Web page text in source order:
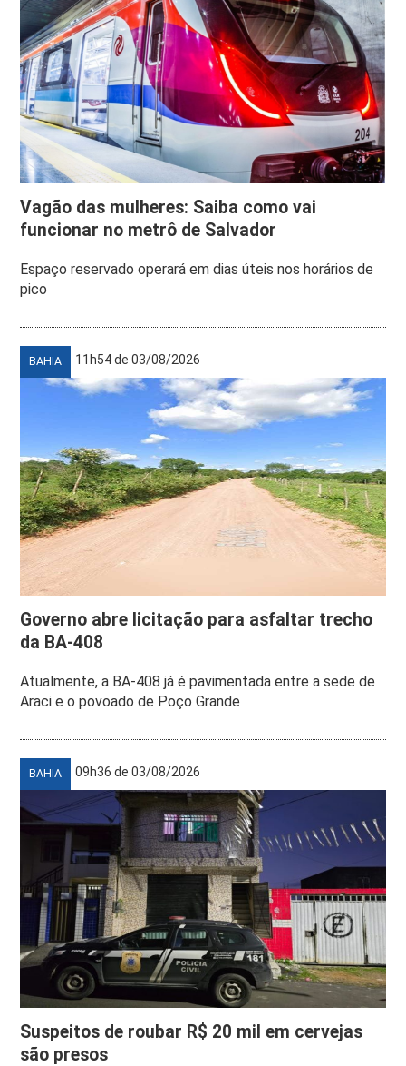
Vagão das mulheres: Saiba como vai
funcionar no metrô de Salvador
Espaço reservado operará em dias úteis nos horários de
pico
BAHIA 11h54 de 03/08/2026
Governo abre licitação para asfaltar trecho
da BA-408
Atualmente, a BA-408 já é pavimentada entre a sede de
Araci e o povoado de Poço Grande
BAHIA 09h36 de 03/08/2026
Suspeitos de roubar R$ 20 mil em cervejas
são presos